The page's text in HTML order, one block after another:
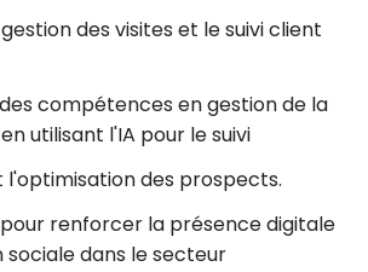
qu’ils peuvent
leur activité. Cette méthode
non seulement une
de manière concrète et
la performance et la
le domaine de l’immobilier.
des visites et le suivi client
compétences en gestion de la
utilisant l'IA pour le suivi
des prospects.
renforcer la présence digitale
dans le secteur